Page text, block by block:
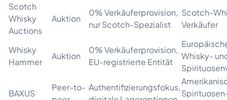
Scotch
Whisky
Auctions
Auktion
0% Verkäuferprovision,
nur Scotch-Spezialist
Scotch-
Verkäufer
Whisky
Hammer
Auktion
0% Verkäuferprovision,
EU-registrierte Entität
Whisky-
BAXUS
Peer-to- Authentifizierungsfokus,